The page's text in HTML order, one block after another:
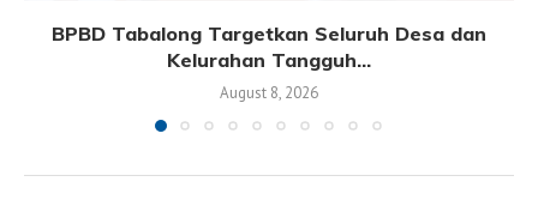
BPBD Tabalong Targetkan Seluruh Desa dan
Kelurahan Tangguh...
August 8, 2026